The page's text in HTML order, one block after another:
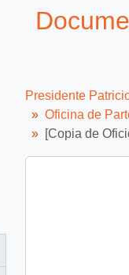
Presidente
Oficina de
[Copia de